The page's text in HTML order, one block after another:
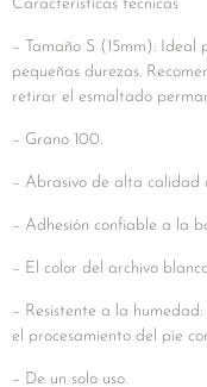
Características técnicas
– Tamaño S (15mm):
pequeñas durezas.
retirar el esmaltado
– Grano 100.
– Abrasivo de alta calidad
– Adhesión confiable a la
– El color del archivo
– Resistente a la
el procesamiento del pie
– De un solo uso.